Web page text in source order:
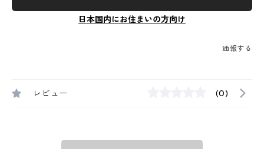
日本国内にお住まいの方向け
通報する
レビュー (0)